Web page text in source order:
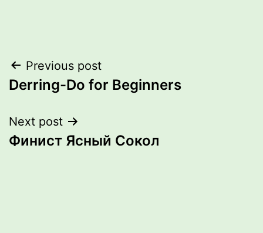
Post
navigation
Previous post
Derring-Do for Beginners
Next post
Финист Ясный Сокол